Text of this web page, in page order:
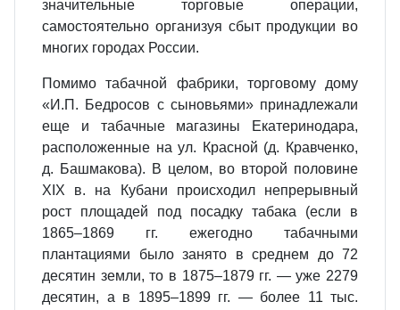
значительные торговые операции,
самостоятельно организуя сбыт продукции во
многих городах России.
Помимо табачной фабрики, торговому дому
«И.П. Бедросов с сыновьями» принадлежали
еще и табачные магазины Екатеринодара,
расположенные на ул. Красной (д. Кравченко,
д. Башмакова). В целом, во второй половине
XIX в. на Кубани происходил непрерывный
рост площадей под посадку табака (если в
1865–1869 гг. ежегодно табачными
плантациями было занято в среднем до 72
десятин земли, то в 1875–1879 гг. — уже 2279
десятин, а в 1895–1899 гг. — более 11 тыс.